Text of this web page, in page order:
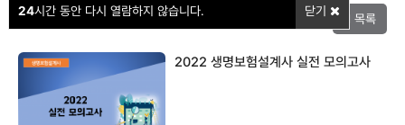
24시간 동안 다시 열람하지 않습니다. 닫기
목록
2022 생명보험설계사 실전 모의고사